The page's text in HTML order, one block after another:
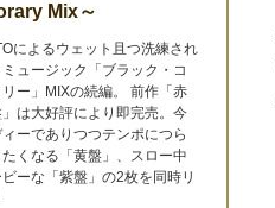
Mix～
によるウェット且つ洗練され
ュージック「ブラック・コ
ー」MIXの続編。 前作「赤
は大好評により即完売。今
ーでありつつテンポにつら
くなる「黄盤」、スロー中
ーな「紫盤」の2枚を同時リ